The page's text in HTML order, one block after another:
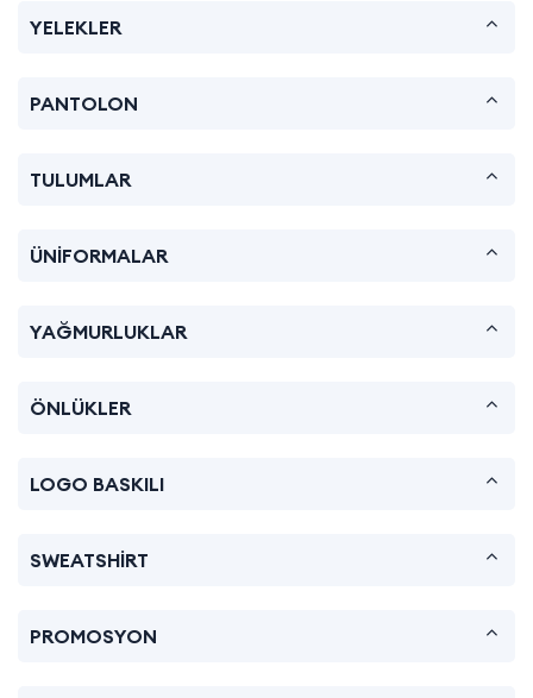
YELEKLER
PANTOLON
TULUMLAR
ÜNİFORMALAR
YAĞMURLUKLAR
ÖNLÜKLER
LOGO BASKILI
SWEATSHİRT
PROMOSYON